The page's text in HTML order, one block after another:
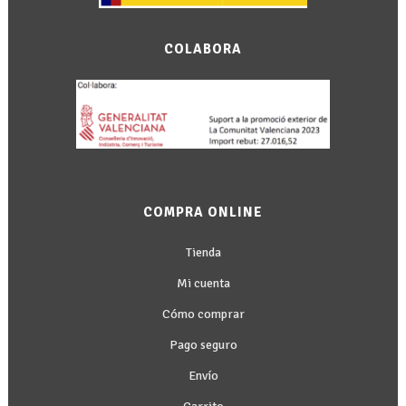
COLABORA
COMPRA ONLINE
Tienda
Mi cuenta
Cómo comprar
Pago seguro
Envío